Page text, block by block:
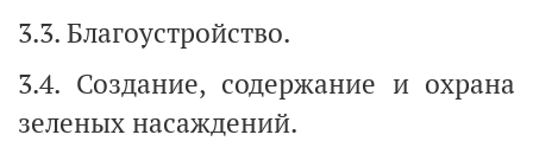
3.3. Благоустройство.
3.4. Создание, содержание и охрана
зеленых насаждений.